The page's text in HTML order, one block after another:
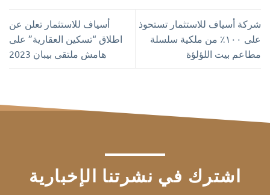
شركة أسياف للاستثمار تستحوذ
على ١٠٠٪ من ملكية سلسلة
مطاعم بيت اللؤلؤة
أسياف للاستثمار تعلن عن
اطلاق “تسكين العقارية” على
هامش ملتقى بيبان 2023
اشترك في نشرتنا الإخبارية